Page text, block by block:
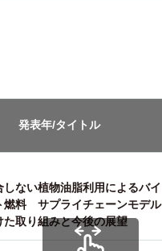
発表年/タイトル
しない植物油脂利用によるバイ
燃料 サプライチェーンモデル
た取り組みと今後の展望